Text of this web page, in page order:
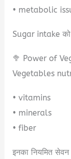
• metabolic
Sugar intake को
🥦 Power of
Vegetables
• vitamins
• minerals
• fiber
इनका नियमित